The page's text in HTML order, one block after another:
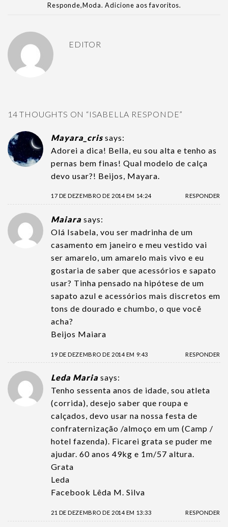
Responde,Moda. Adicione aos favoritos.
EDITOR
14 THOUGHTS ON “ISABELLA RESPONDE”
Mayara_cris says:
Adorei a dica! Bella, eu sou alta e tenho as
pernas bem finas! Qual modelo de calça
devo usar?! Beijos, Mayara.
17 DE DEZEMBRO DE 2014 EM 14:24 RESPONDER
Maiara says:
Olá Isabela, vou ser madrinha de um
casamento em janeiro e meu vestido vai
ser amarelo, um amarelo mais vivo e eu
gostaria de saber que acessórios e sapato
usar? Tinha pensado na hipótese de um
sapato azul e acessórios mais discretos em
tons de dourado e chumbo, o que você
acha?
Beijos Maiara
19 DE DEZEMBRO DE 2014 EM 9:43 RESPONDER
Leda Maria says:
Tenho sessenta anos de idade, sou atleta
(corrida), desejo saber que roupa e
calçados, devo usar na nossa festa de
confraternização /almoço em um (Camp /
hotel fazenda). Ficarei grata se puder me
ajudar. 60 anos 49kg e 1m/57 altura.
Grata
Leda
Facebook Lêda M. Silva
21 DE DEZEMBRO DE 2014 EM 13:33 RESPONDER